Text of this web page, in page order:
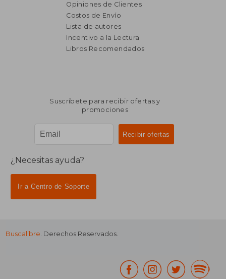
Opiniones de Clientes
Costos de Envío
Lista de autores
Incentivo a la Lectura
Libros Recomendados
Suscríbete para recibir ofertas y
promociones
¿Necesitas ayuda?
Ir a Centro de Soporte
Buscalibre . Derechos Reservados.